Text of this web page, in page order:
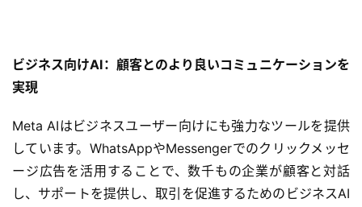
ス
I
ツ
ー
ル
ビジネス向けAI：顧客とのより良いコミュニケーションを
実現
Meta AIはビジネスユーザー向けにも強力なツールを提供
しています。WhatsAppやMessengerでのクリックメッセ
ージ広告を活用することで、数千もの企業が顧客と対話
し、サポートを提供し、取引を促進するためのビジネスAI